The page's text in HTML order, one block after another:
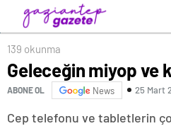
139 okunma
Geleceğin miyop ve
ABONE OL News 25 Mart
Cep telefonu ve tabletlerin